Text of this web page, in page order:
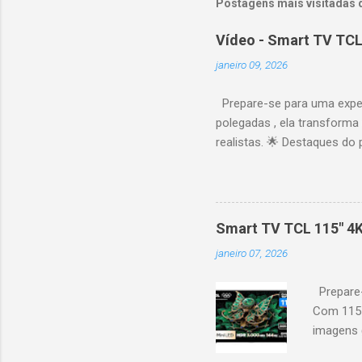
Postagens mais visitadas
Vídeo - Smart TV
janeiro 09, 2026
Prepare-se para uma
polegadas , ela
realistas. 🌟 Destaques do
desempenho otimizado
ideal para esportes e
recomendações
mais. Google Assistente :
Altura: 153,8 cm |
Smart TV TCL 115"
janeiro 07, 2026
Com
imagens